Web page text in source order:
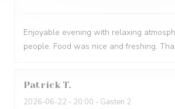
Enjoyable evening with relaxing
people. Food was nice and freshing.
Patrick T
2026-06-22 - 20:00 - Gasten 2